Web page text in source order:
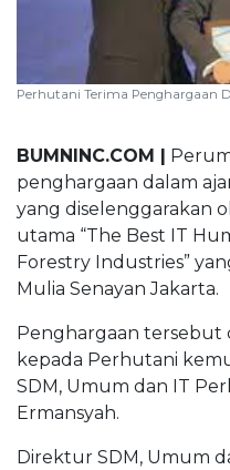
Perhutani Terima Penghargaan
BUMNINC.COM |
penghargaan dalam
yang diselenggarakan
utama “The Best IT
Forestry Industries”
Mulia Senayan Jakarta.
Penghargaan tersebut
kepada Perhutani
SDM, Umum dan IT
Ermansyah.
Direktur SDM, Umum
BUMNINC Tube
#CEOMind